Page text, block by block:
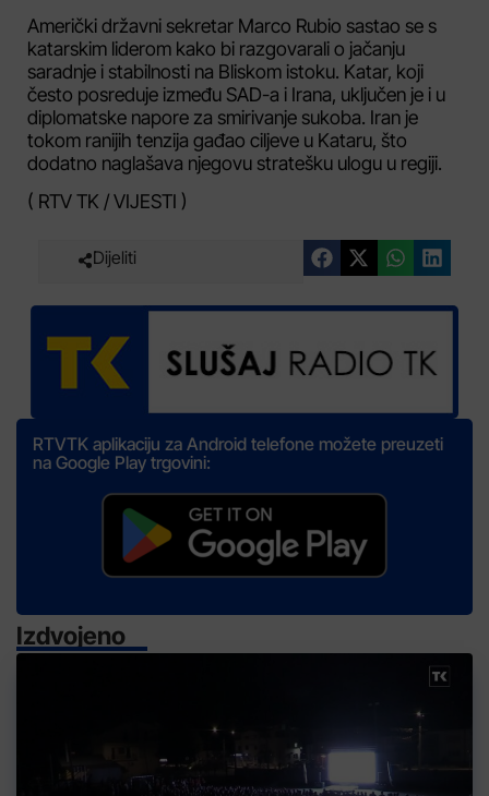
Američki državni sekretar Marco Rubio sastao se s
katarskim liderom kako bi razgovarali o jačanju
saradnje i stabilnosti na Bliskom istoku. Katar, koji
često posreduje između SAD-a i Irana, uključen je i u
diplomatske napore za smirivanje sukoba. Iran je
tokom ranijih tenzija gađao ciljeve u Kataru, što
dodatno naglašava njegovu stratešku ulogu u regiji.
( RTV TK / VIJESTI )
Dijeliti
RTVTK aplikaciju za Android telefone možete preuzeti
na Google Play trgovini:
Izdvojeno